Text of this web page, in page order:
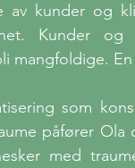
av kunder og
Kunder
mangfoldige.
som
påfører Ola
med